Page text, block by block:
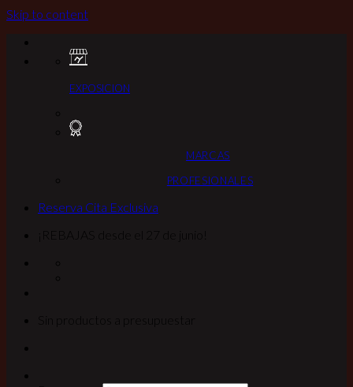
Skip to content
EXPOSICION
MARCAS
PROFESIONALES
Reserva Cita Exclusiva